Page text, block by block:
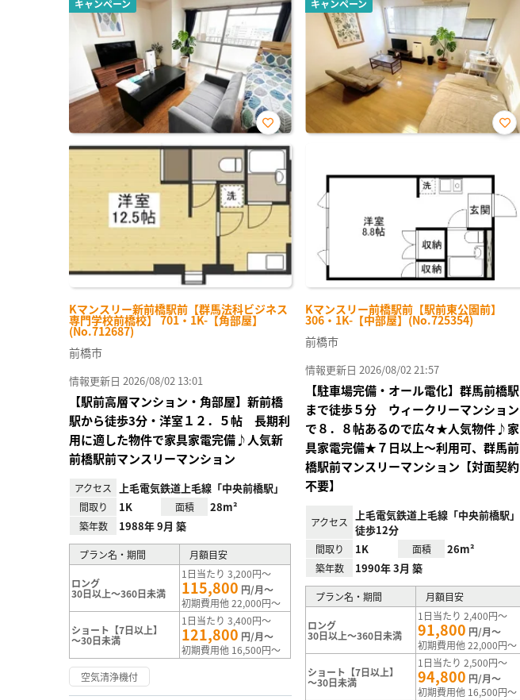
キャンペーン
Kマンスリー新前橋駅前【群馬法科ビジネス
専門学校前橋校】 701・1K-【角部屋】
(No.712687)
お気
に入
録
前橋市
情報更新日 2026/08/02 13:01
【駅前高層マンション・角部屋】新前橋
駅から徒歩3分・洋室１２．５帖 長期利
用に適した物件で家具家電完備♪人気新
前橋駅前マンスリーマンション
アクセス 上毛電気鉄道上毛線「中央前橋駅」
間取り 1K 面積 28m²
築年数 1988年 9月 築
プラン名・期間 月額目安
ロング
30日以上～360日未満
1日当たり 3,200円～
115,800 円/月～
初期費用他 22,000円～
ショート【7日以上】
～30日未満
1日当たり 3,400円～
121,800 円/月～
初期費用他 16,500円～
空気清浄機付
キャンペーン
Kマンスリー前橋駅前【駅前東公園前】
306・1K-【中部屋】(No.725354)
お気
録
前橋市
情報更新日 2026/08/02 21:57
【駐車場完備・オール電化】群馬前橋駅
まで徒歩５分 ウィークリーマンション
で８．８帖あるので広々★人気物件♪家
具家電完備★７日以上～利用可、群馬前
橋駅前マンスリーマンション【対面契約
不要】
アクセス
上毛電気鉄道上毛線「中央前橋駅」
徒歩12分
間取り 1K 面積 26m²
築年数 1990年 3月 築
プラン名・期間 月額目安
ロング
30日以上～360日未満
1日当たり 2,400円～
91,800 円/月～
初期費用他 22,000円～
ショート【7日以上】
～30日未満
1日当たり 2,500円～
94,800 円/月～
初期費用他 16,500円～